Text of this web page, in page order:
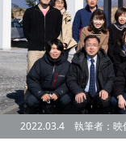
2022.03.4 執筆者：